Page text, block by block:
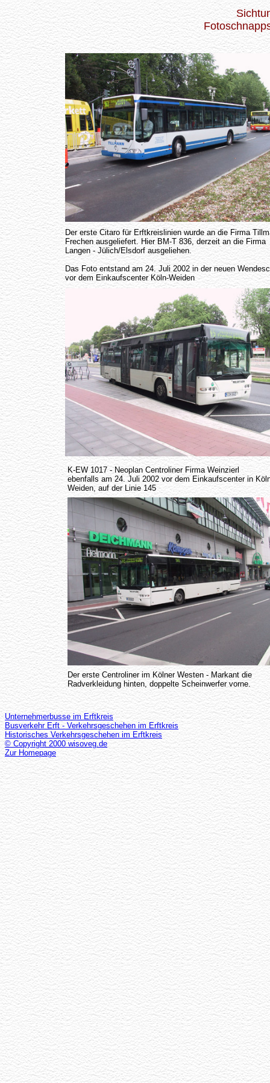
Der erste Citaro für Erftkreislinien wurde an die Firma
Frechen ausgeliefert. Hier BM-T 836, derzeit an die Firma
Langen - Jülich/Elsdorf ausgeliehen.
Das Foto entstand am 24. Juli 2002 in der neuen
vor dem Einkaufscenter Köln-Weiden
K-EW 1017 - Neoplan Centroliner Firma Weinzierl
ebenfalls am 24. Juli 2002 vor dem Einkaufscenter in
Weiden, auf der Linie 145
Der erste Centroliner im Kölner Westen - Markant die
Radverkleidung hinten, doppelte Scheinwerfer vorne.
Unternehmerbusse im Erftkreis
Busverkehr Erft - Verkehrsgeschehen im Erftkreis
Historisches Verkehrsgeschehen im Erftkreis
© Copyright 2000 wisoveg.de
Zur Homepage